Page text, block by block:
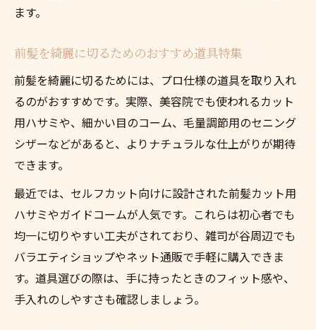
ます。
前髪を綺麗に切るためのおすすめ道具特集
前髪を綺麗に切るためには、プロ仕様の道具を取り入れ
るのがおすすめです。実際、美容院でも使われるカット
用ハサミや、細かい目のコーム、毛量調節用のセニング
シザーなどがあると、よりナチュラルな仕上がりが期待
できます。
最近では、セルフカット向けに設計された前髪カット用
ハサミやガイドコームが人気です。これらは初心者でも
均一に切りやすい工夫がされており、雑司が谷周辺でも
バラエティショップやネット通販で手軽に購入できま
す。道具選びの際は、手に持ったときのフィット感や、
手入れのしやすさも確認しましょう。